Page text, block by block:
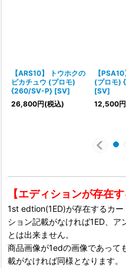
【ARS10】 トウホクの
ピカチュウ (プロモ)
{260/SV-P} [SV]
26,800円(税込)
【
(プロモ)
[SV]
12,500円
【エディションが存在
1st edtion(1ED)が存在するカ
ション記載がなければ1ED、ア
とは出来ません。
商品画像が1edの画像であって
載がなければ同様となります。